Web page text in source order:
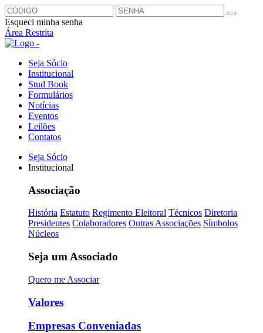
Esqueci minha senha
Área Restrita
Seja Sócio
Institucional
Stud Book
Formulários
Notícias
Eventos
Leilões
Contatos
Seja Sócio
Institucional
Associação
História Estatuto Regimento Eleitoral Técnicos Diretoria
Presidentes Colaboradores Outras Associações Símbolos
Núcleos
Seja um Associado
Quero me Associar
Valores
Empresas Conveniadas